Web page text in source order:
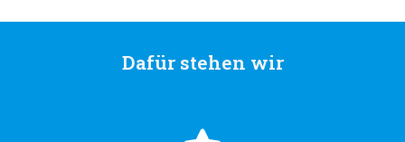
Dafür stehen wir